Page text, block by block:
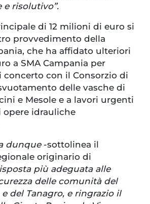
e risolutivo”.
di 12 milioni di euro si
provvedimento della
che ha affidato ulteriori
a SMA Campania per
concerto con il Consorzio di
delle vasche di
e Mesole e a lavori urgenti
idrauliche
dunque-sottolinea il
originario di
più adeguata alle
delle comunità del
del Tanagro, e ringrazio il